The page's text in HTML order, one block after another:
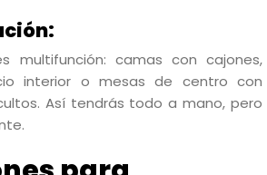
multifunción: camas con cajones,
interior o mesas de centro con
Así tendrás todo a mano, pero